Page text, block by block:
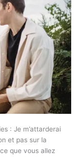
: Je m’attarderai
et pas sur la
que vous allez